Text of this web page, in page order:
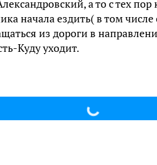
а то с тех пор
начала ездить( в том
из дороги в
Куду уходит.